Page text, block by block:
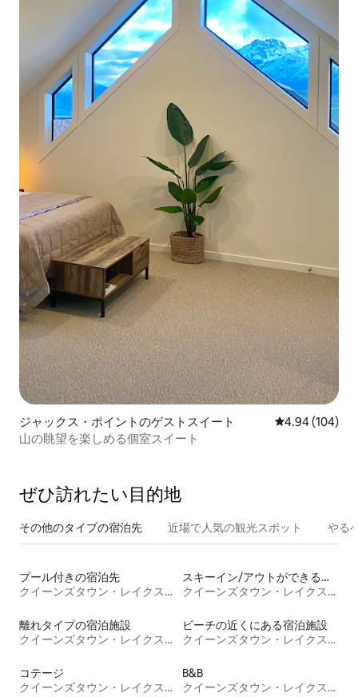
ジャックス・ポイントのゲストスイート レビュー104
4.94 (104)
山の眺望を楽しめる個室スイート
ぜひ訪⁠れ⁠た⁠い目⁠的⁠地
その他のタ⁠イ⁠プ⁠の宿⁠泊⁠先 近場で人気の観光スポット やる
プール付きの宿泊先
クイーンズタウン・レイクス地区
スキーイン/アウトができる宿泊先
クイーンズタウン・レイクス地区
離れタイプの宿泊施設
クイーンズタウン・レイクス地区
ビーチの近くにある宿泊施設
クイーンズタウン・レイクス地区
コテージ
クイーンズタウン・レイクス地区
B&B
クイーンズタウン・レイクス地区